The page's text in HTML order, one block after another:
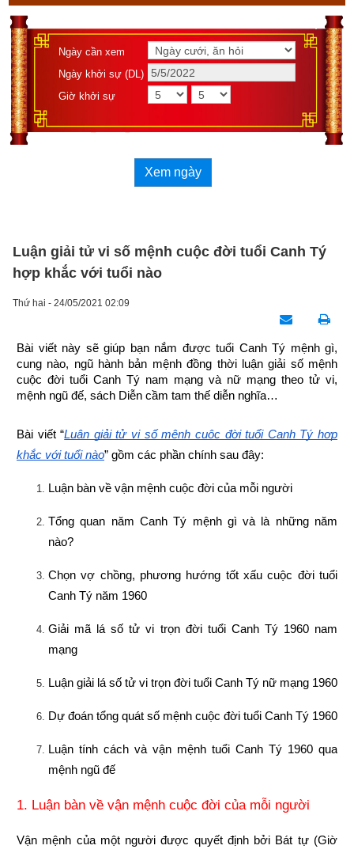
Ngày cần xem
Ngày khởi sự (DL)
Giờ khởi sự
Xem ngày
Luận giải tử vi số mệnh cuộc đời tuổi Canh Tý
hợp khắc với tuổi nào
Thứ hai - 24/05/2021 02:09
Bài viết này sẽ giúp bạn nắm được tuổi Canh Tý mệnh gì,
cung nào, ngũ hành bản mệnh đồng thời luận giải số mệnh
cuộc đời tuổi Canh Tý nam mạng và nữ mạng theo tử vi,
mệnh ngũ đế, sách Diễn cầm tam thế diễn nghĩa…
Bài viết “Luận giải tử vi số mệnh cuộc đời tuổi Canh Tý hợp
khắc với tuổi nào” gồm các phần chính sau đây:
Luận bàn về vận mệnh cuộc đời của mỗi người
Tổng quan năm Canh Tý mệnh gì và là những năm
nào?
Chọn vợ chồng, phương hướng tốt xấu cuộc đời tuổi
Canh Tý năm 1960
Giải mã lá số tử vi trọn đời tuổi Canh Tý 1960 nam
mạng
Luận giải lá số tử vi trọn đời tuổi Canh Tý nữ mạng 1960
Dự đoán tổng quát số mệnh cuộc đời tuổi Canh Tý 1960
Luận tính cách và vận mệnh tuổi Canh Tý 1960 qua
mệnh ngũ đế
1. Luận bàn về vận mệnh cuộc đời của mỗi người
Vận mệnh của một người được quyết định bởi Bát tự (Giờ